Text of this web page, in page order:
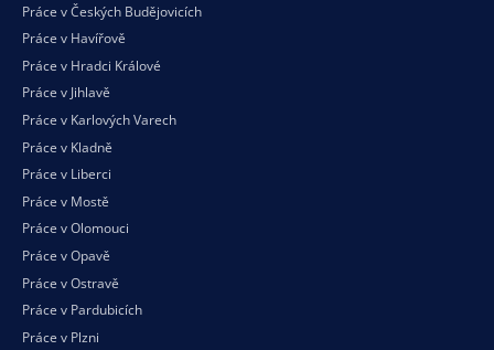
Práce v Českých Budějovicích
Práce v Havířově
Práce v Hradci Králové
Práce v Jihlavě
Práce v Karlových Varech
Práce v Kladně
Práce v Liberci
Práce v Mostě
Práce v Olomouci
Práce v Opavě
Práce v Ostravě
Práce v Pardubicích
Práce v Plzni